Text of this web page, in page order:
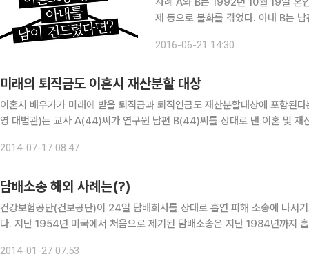
제 등으로 불화를 겪었다. 아내 B는
서 지내왔다. 결국 B는 2008년 4월
2016-06-21 14:30
미래의 퇴직금도 이혼시 재산분할 대상
이혼시 배우가가 미래에 받을 퇴직금과 퇴직연금도 재산분할대상에 포함된다는 대법원의 첫 판결이 나왔다. 대법원 전원합의체(주심 민일
영 대법관)는 교사 A(44)씨가 연구원 남편 B(44)씨를 상대로 낸 이혼 및 재
2014-07-17 08:47
담배소송 해외 사례는(?)
건강보험공단(건보공단)이 24일 담배회사를 상대로 흡연 피해 소송에 나서
다. 지난 1954년 미국에서 처음으로 제기된 담배소송은 지난 1984년까지 흡연으로 피해를 본 개인이 승소한 사례가 없다. 일방적으로 담
2014-01-27 07:53